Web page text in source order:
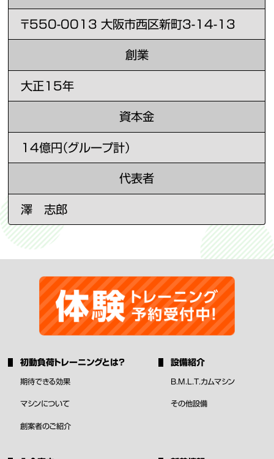
〒550-0013 大阪市西区新町3-14-13
創業
大正15年
資本金
14億円（グループ計）
代表者
澤 志郎
初動負荷トレーニングとは？
期待できる効果
マシンについて
創案者のご紹介
設備紹介
B.M.L.T.カムマシン
その他設備